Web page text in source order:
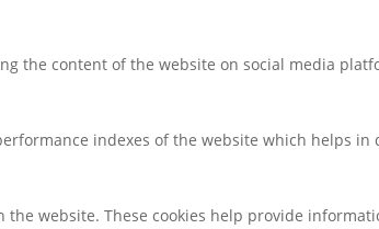
the content of the website on social media
indexes of the website which helps
website. These cookies help provide